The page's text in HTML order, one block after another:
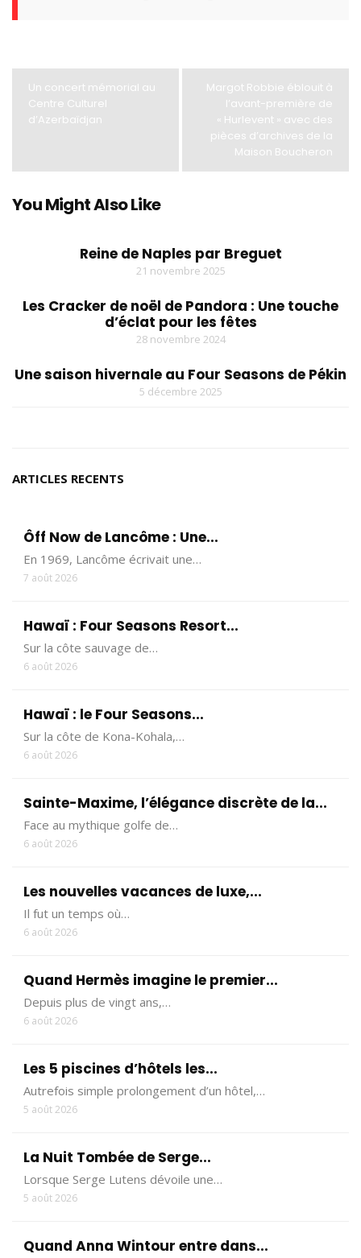
Un concert mémorial au
Centre Culturel
d’Azerbaïdjan
Margot Robbie éblouit à
l’avant-première de
« Hurlevent » avec des
pièces d’archives de la
Maison Boucheron
You Might Also Like
Reine de Naples par Breguet
21 novembre 2025
Les Cracker de noël de Pandora : Une touche
d’éclat pour les fêtes
28 novembre 2024
Une saison hivernale au Four Seasons de Pékin
5 décembre 2025
ARTICLES RECENTS
Ôff Now de Lancôme : Une...
En 1969, Lancôme écrivait une…
7 août 2026
Hawaï : Four Seasons Resort...
Sur la côte sauvage de…
6 août 2026
Hawaï : le Four Seasons...
Sur la côte de Kona-Kohala,…
6 août 2026
Sainte-Maxime, l’élégance discrète de la...
Face au mythique golfe de…
6 août 2026
Les nouvelles vacances de luxe,...
Il fut un temps où…
6 août 2026
Quand Hermès imagine le premier...
Depuis plus de vingt ans,…
6 août 2026
Les 5 piscines d’hôtels les...
Autrefois simple prolongement d’un hôtel,…
5 août 2026
La Nuit Tombée de Serge...
Lorsque Serge Lutens dévoile une…
5 août 2026
Quand Anna Wintour entre dans...